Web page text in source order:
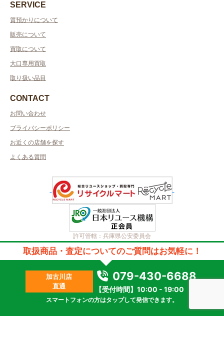
SERVICE
質預かりについて
販売について
買取について
大口専用買取
取り扱い品目
CONTACT
お問い合わせ
プライバシーポリシー
お近くの店舗を探す
よくある質問
許可管轄：兵庫県公安委員会
古物商許可番号：第631550100036号／取得者名：株式会社フィールキャ
スト
質屋許可番号：第631552100001号／取得者名：株式会社フィールキャス
ト
2023 © kanteikyoku.jp allrights reseved.
取扱商品・査定についてのご質問はお気軽に！
加古川店
直通
079-430-6688
【受付時間】10:00 - 19:00
スマートフォンの方はタップして発信できます。